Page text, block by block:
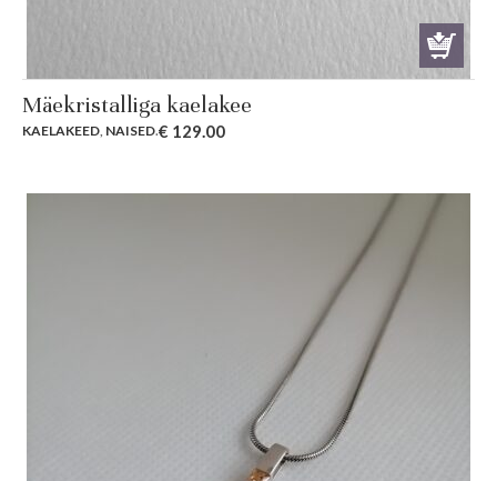
Mäekristalliga kaelakee
KAELAKEED NAISED.€ 129.00